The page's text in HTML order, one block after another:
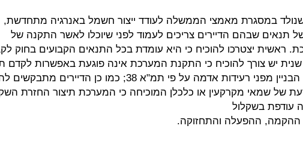
במסגרת מאמצי הממשלה לעודד ייצור חשמל באנרגיה מתחדשת,
תנאים שבהם הדיירים צריכים לעמוד לפני שיוכלו לאשר התקנה של
ראשית יצטרכו להוכיח כי היא עומדת בכל התנאים הקבועים בחוק
יש צורך להוכיח כי התקנת המערכת אינה פוגעת באפשרות לקדם
לחיזוק הבניין מפני רעידות אדמה על פי תמ"א 38; כמו כן הדיירים
של שמאי מקרקעין או כלכלן המוכיחה כי המערכת תיצור החזרת
עודפת בשקלול
ההקמה, ההפעלה והתחזוקה.